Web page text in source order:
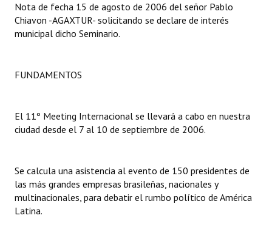
Carta Orgánica 2007
Digesto
DOCUMENTOS
Proyectos Presentados
Dictámenes Asesoría Letrada
Nota de fecha 15 de agosto de 2006 del señor Pablo
Chiavon -AGAXTUR- solicitando se declare de interés
municipal dicho Seminario.
FUNDAMENTOS
El 11º Meeting Internacional se llevará a cabo en nuestra
ciudad desde el 7 al 10 de septiembre de 2006.
Se calcula una asistencia al evento de 150 presidentes de
las más grandes empresas brasileñas, nacionales y
multinacionales, para debatir el rumbo político de América
Latina.